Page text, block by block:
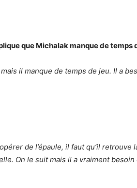
que Michalak manque de temps
il manque de temps de jeu. Il a
de l’épaule, il faut qu’il
On le suit mais il a vraiment